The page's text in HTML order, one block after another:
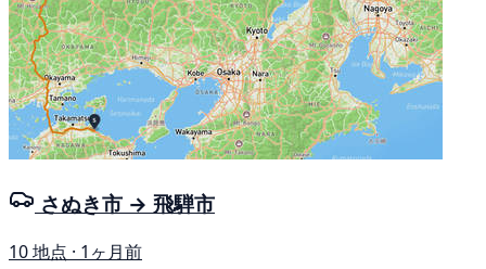
さぬき市 → 飛騨市
10 地点 · 1ヶ月前